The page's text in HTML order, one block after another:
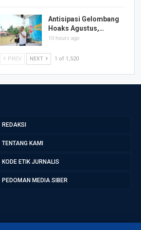
Antisipasi Gelombang
Hoaks Agustus,…
10 hours ago
PREV NEXT 1 of 1,520
REDAKSI
TENTANG KAMI
KODE ETIK JURNALIS
PEDOMAN MEDIA SIBER